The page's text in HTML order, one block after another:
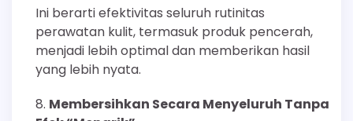
Ini berarti efektivitas seluruh rutinitas
perawatan kulit, termasuk produk pencerah,
menjadi lebih optimal dan memberikan hasil
yang lebih nyata.
Membersihkan Secara Menyeluruh Tanpa